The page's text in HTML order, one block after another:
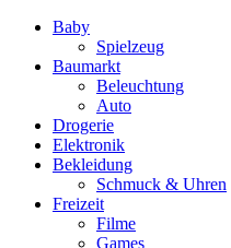
Baby
Spielzeug
Baumarkt
Beleuchtung
Auto
Drogerie
Elektronik
Bekleidung
Schmuck & Uhren
Freizeit
Filme
Games